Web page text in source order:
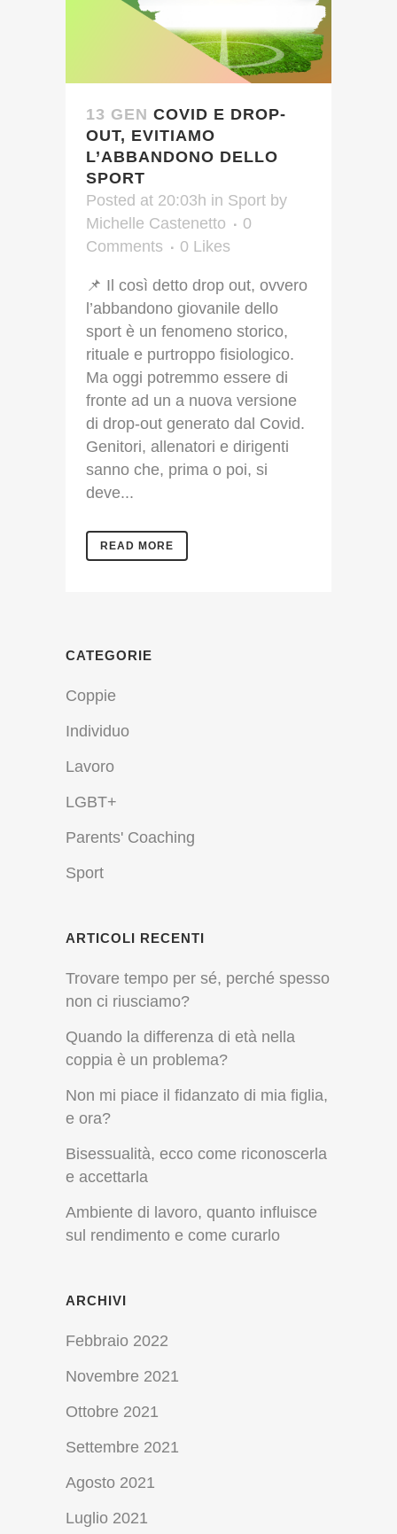
13 GEN COVID E DROP-
OUT, EVITIAMO
L’ABBANDONO DELLO
SPORT
Posted at 20:03h in Sport by
Michelle Castenetto
0
Comments
0 Likes
📌 Il così detto drop out, ovvero
l’abbandono giovanile dello
sport è un fenomeno storico,
rituale e purtroppo fisiologico.
Ma oggi potremmo essere di
fronte ad un a nuova versione
di drop-out generato dal Covid.
Genitori, allenatori e dirigenti
sanno che, prima o poi, si
deve...
READ MORE
CATEGORIE
Coppie
Individuo
Lavoro
LGBT+
Parents' Coaching
Sport
ARTICOLI RECENTI
Trovare tempo per sé, perché spesso
non ci riusciamo?
Quando la differenza di età nella
coppia è un problema?
Non mi piace il fidanzato di mia figlia,
e ora?
Bisessualità, ecco come riconoscerla
e accettarla
Ambiente di lavoro, quanto influisce
sul rendimento e come curarlo
ARCHIVI
Febbraio 2022
Novembre 2021
Ottobre 2021
Settembre 2021
Agosto 2021
Luglio 2021